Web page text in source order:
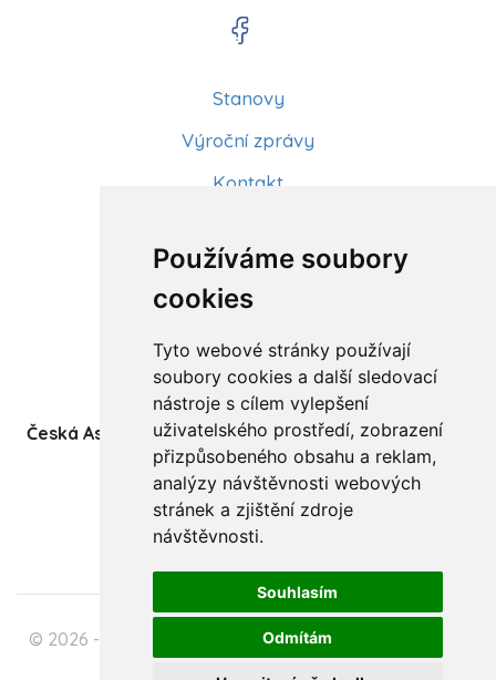
Používáme soubory
cookies
Tyto webové stránky používají
soubory cookies a další sledovací
nástroje s cílem vylepšení
uživatelského prostředí, zobrazení
přizpůsobeného obsahu a reklam,
analýzy návštěvnosti webových
stránek a zjištění zdroje
návštěvnosti.
Souhlasím
Odmítám
Stanovy
Výroční zprávy
Kontakt
Články
Kurzy a workshopy
Sídlo ČADBT
Česká Asociace Dětských Bobath Terapeutů spolek
(z.s.)
Ukrajinská 1534
708 00 Ostrava-Poruba
© 2026 - Česká Asociace Dětských Bobath Terapeutů
spolek (z.s.)